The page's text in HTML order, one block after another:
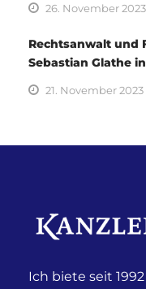
26. November 2023
Rechtsanwalt und
Sebastian Glathe
21. November 2023
Ich biete seit